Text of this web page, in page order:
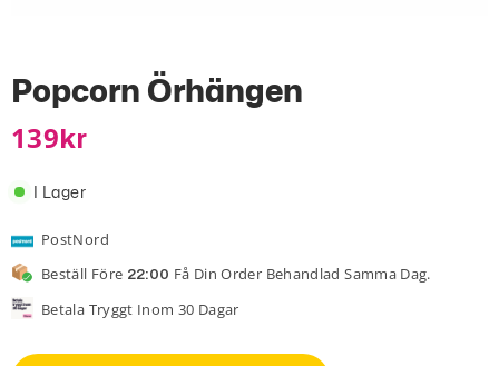
Popcorn Örhängen
139 Kr
I Lager
PostNord
Beställ Före 22:00 Få Din Order Behandlad Samma Dag.
Betala Tryggt Inom 30 Dagar